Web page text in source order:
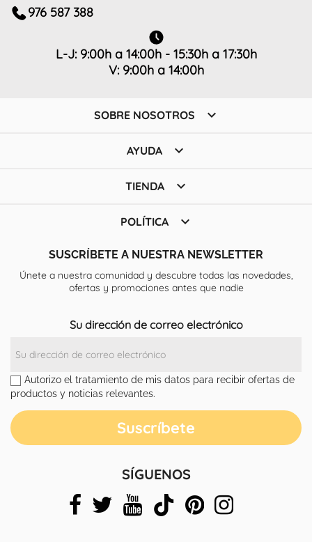
976 587 388
L-J: 9:00h a 14:00h - 15:30h a 17:30h
V: 9:00h a 14:00h
SOBRE NOSOTROS 
AYUDA 
TIENDA 
POLÍTICA 
SUSCRÍBETE A NUESTRA NEWSLETTER
Únete a nuestra comunidad y descubre todas las novedades,
ofertas y promociones antes que nadie
Su dirección de correo electrónico
Autorizo el tratamiento de mis datos para recibir ofertas de
productos y noticias relevantes.
SÍGUENOS